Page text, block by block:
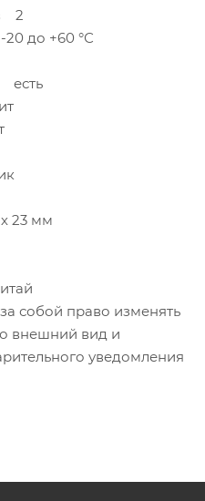
2
до +60 °С
есть
23 мм
собой право изменять
внешний вид и
уведомления